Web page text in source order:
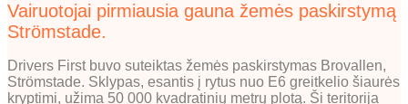
Vairuotojai pirmiausia gauna žemės paskirstymą
Strömstade.
Drivers First buvo suteiktas žemės paskirstymas Brovallen,
Strömstade. Sklypas, esantis į rytus nuo E6 greitkelio šiaurės
kryptimi, užima 50 000 kvadratinių metrų plotą. Ši teritorija